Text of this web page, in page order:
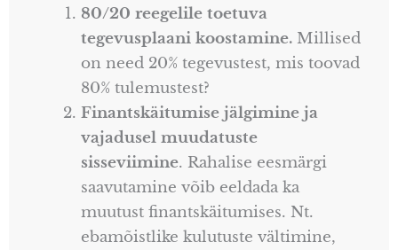
80/20 reegelile toetuva
tegevusplaani koostamine. Millised
on need 20% tegevustest, mis toovad
80% tulemustest?
Finantskäitumise jälgimine ja
vajadusel muudatuste
sisseviimine. Rahalise eesmärgi
saavutamine võib eeldada ka
muutust finantskäitumises. Nt.
ebamõistlike kulutuste vältimine,